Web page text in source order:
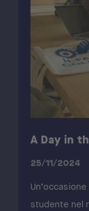
A Day in
25/11/2024
studente nel